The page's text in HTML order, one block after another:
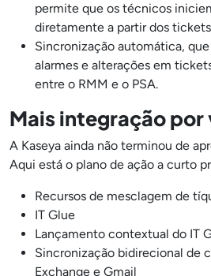
permite que os técnicos
diretamente a partir dos tickets
Sincronização automática,
alarmes e alterações em
entre o RMM e o PSA.
Mais integração por
A Kaseya ainda não terminou de
Aqui está o plano de ação a curto
Recursos de mesclagem de
IT Glue
Lançamento contextual do IT
Sincronização bidirecional de
Exchange e Gmail